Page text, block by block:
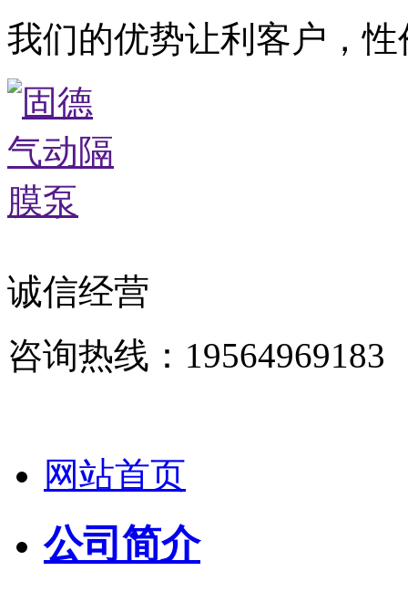
我们的优势让利客户，
诚信经营
咨询热线：19564969183
网站首页
公司简介